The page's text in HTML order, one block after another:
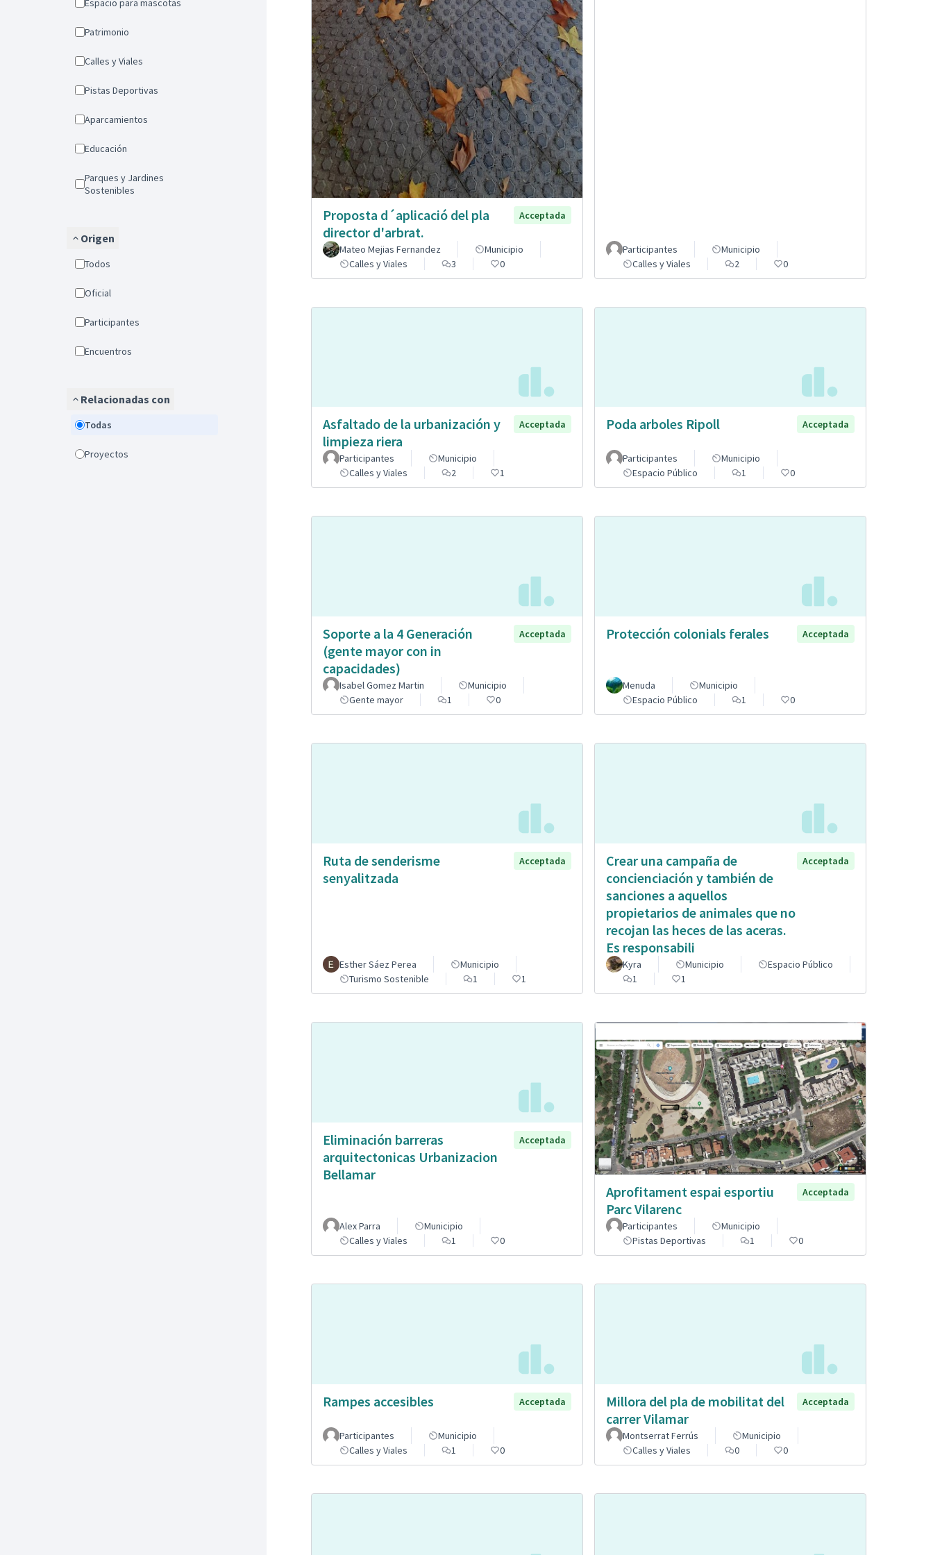
Espacio para mascotas
Patrimonio
Calles y Viales
Pistas Deportivas
Aparcamientos
Educación
Parques y Jardines
Sostenibles
Origen
Todos
Oficial
Participantes
Encuentros
Relacionadas con
Todas
Proyectos
Proposta d´aplicació del pla
director d'arbrat.
Acceptada
Mateo Mejias Fernandez
Municipio
Calles y Viales
3 0
Participantes
Municipio
Calles y Viales
2 0
Asfaltado de la urbanización y
limpieza riera
Acceptada
Participantes
Municipio
Calles y Viales
2 1
Poda arboles Ripoll Acceptada
Participantes
Municipio
Espacio Público
1 0
Soporte a la 4 Generación
(gente mayor con in
capacidades)
Acceptada
Isabel Gomez Martin
Municipio
Gente mayor
1 0
Protección colonials ferales Acceptada
Menuda
Municipio
Espacio Público
1 0
Ruta de senderisme
senyalitzada
Acceptada
Esther Sáez Perea
Municipio
Turismo Sostenible
1 1
Crear una campaña de
concienciación y también de
sanciones a aquellos
propietarios de animales que no
recojan las heces de las aceras.
Es responsabili
Acceptada
Kyra Municipio
Espacio Público
1
1
Eliminación barreras
arquitectonicas Urbanizacion
Bellamar
Acceptada
Alex Parra
Municipio
Calles y Viales
1 0
Aprofitament espai esportiu
Parc Vilarenc
Acceptada
Participantes
Municipio
Pistas Deportivas
1 0
Rampes accesibles Acceptada
Participantes
Municipio
Calles y Viales
1 0
Millora del pla de mobilitat del
carrer Vilamar
Acceptada
Montserrat Ferrús
Municipio
Calles y Viales
0 0